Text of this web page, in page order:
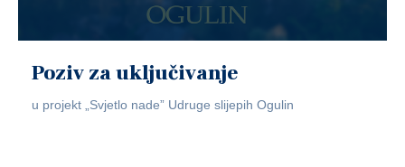
Poziv za uključivanje
u projekt „Svjetlo nade” Udruge slijepih Ogulin